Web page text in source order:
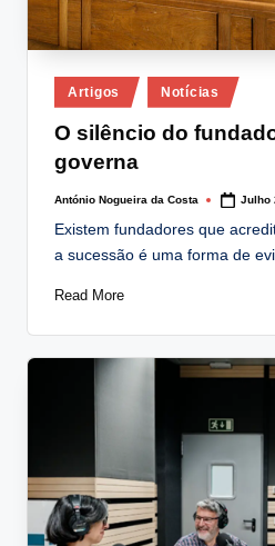
Posted
in
Artigos Notícias
O silêncio do
governa
Posted
António Nogueira da Costa Julho
Existem fundadores que
a sucessão é uma forma de
Read More